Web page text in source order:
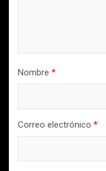
Nombre *
Correo electrónico *